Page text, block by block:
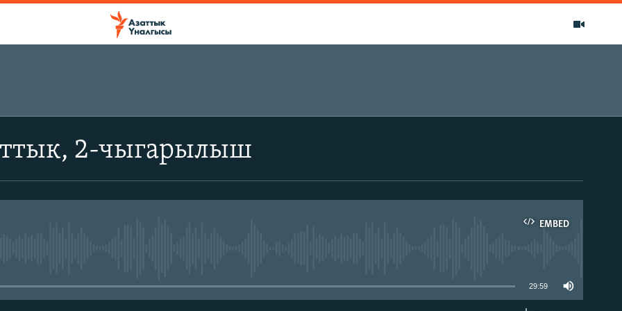
2-чыгарылыш
EMBED
29:59